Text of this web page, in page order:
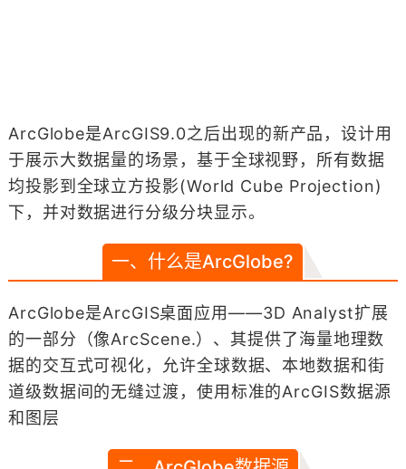
ArcGlobe是ArcGIS9.0之后出现的新产品，设计用
于展示大数据量的场景，基于全球视野，所有数据
均投影到全球立方投影(World Cube Projection)
下，并对数据进行分级分块显示。
一、什么是ArcGlobe?
ArcGlobe是ArcGIS桌面应用——3D Analyst扩展
的一部分（像ArcScene.）、其提供了海量地理数
据的交互式可视化，允许全球数据、本地数据和街
道级数据间的无缝过渡，使用标准的ArcGIS数据源
和图层